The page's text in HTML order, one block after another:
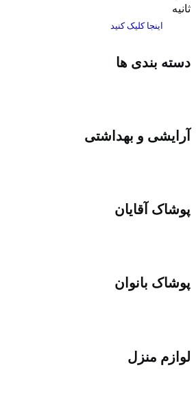
ثانیه
اینجا کلیک کنید
دسته بندی ها
آرایشی و بهداشتی
پوشاک آقایان
پوشاک بانوان
لوازم منزل